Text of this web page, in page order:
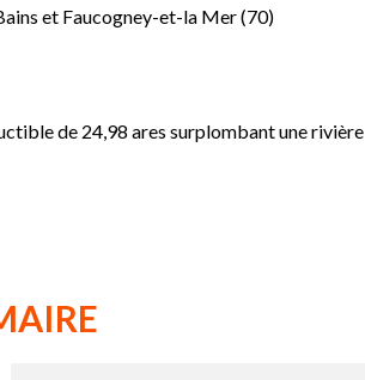
et Faucogney-et-la Mer (70)
de 24,98 ares surplombant une rivière